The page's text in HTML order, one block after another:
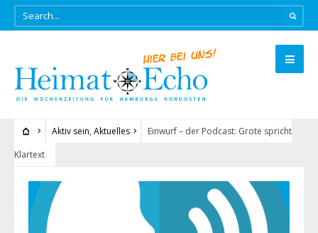
Aktiv sein, Aktuelles
Einwurf – der Podcast: Grote spricht
Klartext